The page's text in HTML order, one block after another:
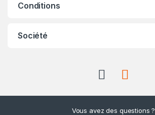
Conditions
Société
Vous avez des questions ?